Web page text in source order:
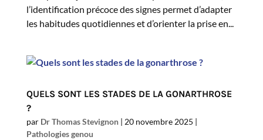
l’identification précoce des signes permet d’adapter
les habitudes quotidiennes et d’orienter la prise en...
QUELS SONT LES STADES DE LA GONARTHROSE
?
par Dr Thomas Stevignon| 20 novembre 2025 |
Pathologies genou